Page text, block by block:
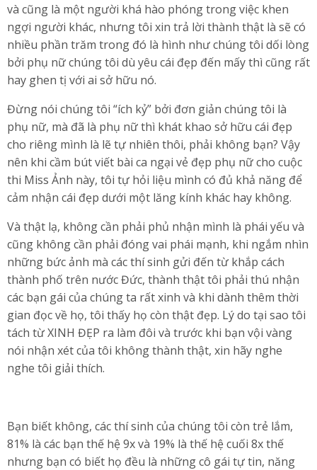
và cũng là một người khá hào phóng trong việc khen
ngợi người khác, nhưng tôi xin trả lời thành thật là sẽ có
nhiều phần trăm trong đó là hình như chúng tôi dối lòng
bởi phụ nữ chúng tôi dù yêu cái đẹp đến mấy thì cũng rất
hay ghen tị với ai sở hữu nó.
Đừng nói chúng tôi “ích kỷ” bởi đơn giản chúng tôi là
phụ nữ, mà đã là phụ nữ thì khát khao sở hữu cái đẹp
cho riêng mình là lẽ tự nhiên thôi, phải không bạn? Vậy
nên khi cầm bút viết bài ca ngại vẻ đẹp phụ nữ cho cuộc
thi Miss Ảnh này, tôi tự hỏi liệu mình có đủ khả năng để
cảm nhận cái đẹp dưới một lăng kính khác hay không.
Và thật lạ, không cần phải phủ nhận mình là phái yếu và
cũng không cần phải đóng vai phái mạnh, khi ngắm nhìn
những bức ảnh mà các thí sinh gửi đến từ khắp cách
thành phố trên nước Đức, thành thật tôi phải thú nhận
các bạn gái của chúng ta rất xinh và khi dành thêm thời
gian đọc về họ, tôi thấy họ còn thật đẹp. Lý do tại sao tôi
tách từ XINH ĐẸP ra làm đôi và trước khi bạn vội vàng
nói nhận xét của tôi không thành thật, xin hãy nghe
nghe tôi giải thích.
Bạn biết không, các thí sinh của chúng tôi còn trẻ lắm,
81% là các bạn thế hệ 9x và 19% là thế hệ cuối 8x thế
nhưng bạn có biết họ đều là những cô gái tự tin, năng